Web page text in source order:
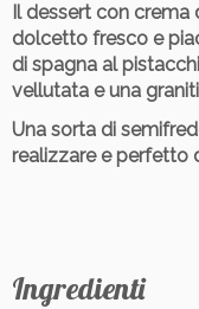
Il dessert con
dolcetto fresco e
di spagna al
vellutata e una
Una sorta di
realizzare e perfetto
Ingredienti